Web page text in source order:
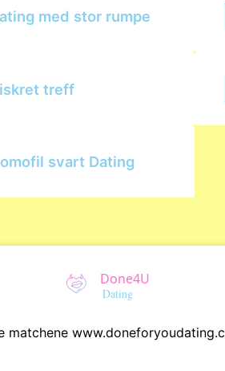
med stor rumpe
treff
svart Dating
matchene